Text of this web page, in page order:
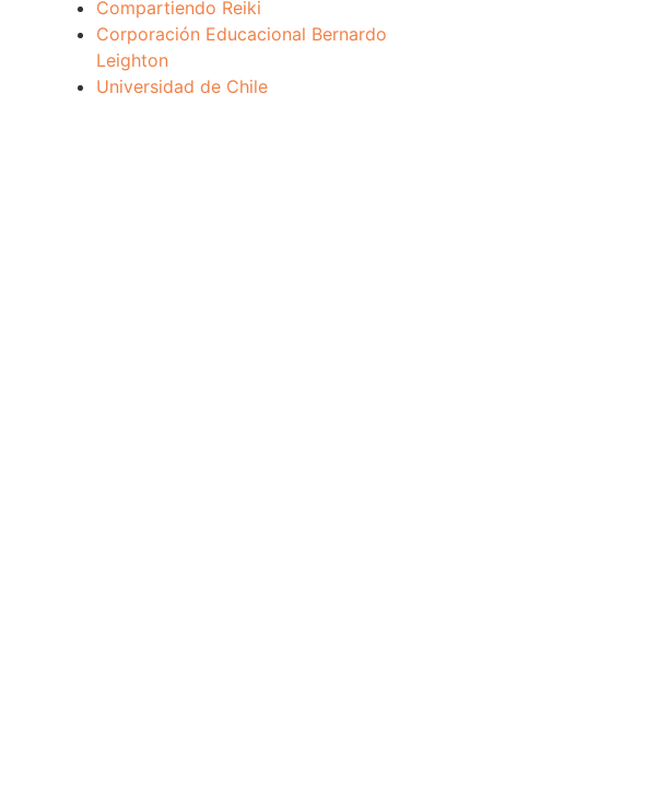
Compartiendo Reiki
Corporación Educacional Bernardo
Leighton
Universidad de Chile